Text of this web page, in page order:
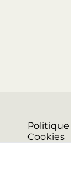
Politique
Cookies